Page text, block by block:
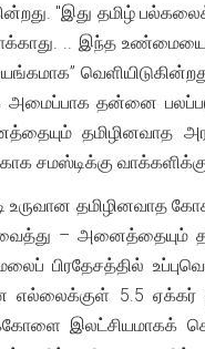
"இது தமிழ்
.. இந்த
அமைப்பாக தன்னை
தமிழினவாத
சமஸ்டிக்கு
உருவான தமிழினவாத
– அனைத்தையும்
பிரதேசத்தில்
எல்லைக்குள் 5.5 ஏக்கர்
இலட்சியமாகக்